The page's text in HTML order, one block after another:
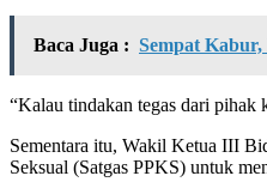
Baca Juga : Sempat Kabur,
“Kalau tindakan tegas dari pihak
Sementara itu, Wakil Ketua III
Seksual (Satgas PPKS) untuk